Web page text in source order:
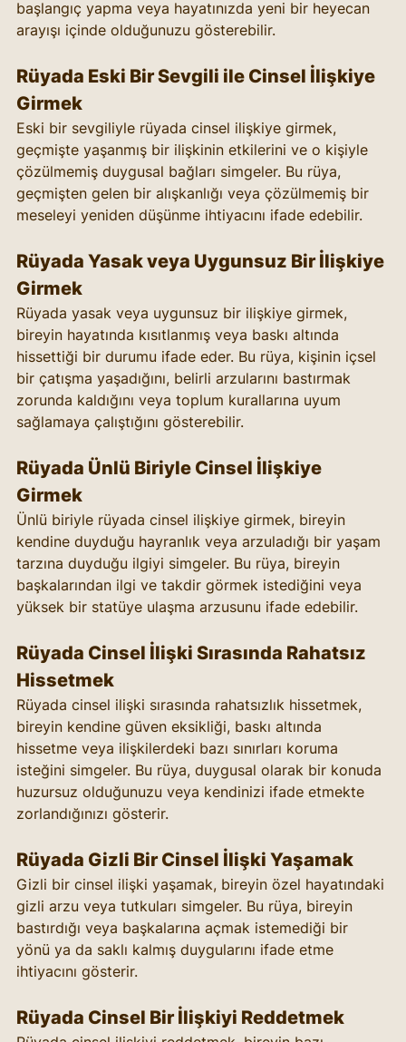
başlangıç yapma veya hayatınızda yeni bir heyecan
arayışı içinde olduğunuzu gösterebilir.
Rüyada Eski Bir Sevgili ile Cinsel İlişkiye
Girmek
Eski bir sevgiliyle rüyada cinsel ilişkiye girmek,
geçmişte yaşanmış bir ilişkinin etkilerini ve o kişiyle
çözülmemiş duygusal bağları simgeler. Bu rüya,
geçmişten gelen bir alışkanlığı veya çözülmemiş bir
meseleyi yeniden düşünme ihtiyacını ifade edebilir.
Rüyada Yasak veya Uygunsuz Bir İlişkiye
Girmek
Rüyada yasak veya uygunsuz bir ilişkiye girmek,
bireyin hayatında kısıtlanmış veya baskı altında
hissettiği bir durumu ifade eder. Bu rüya, kişinin içsel
bir çatışma yaşadığını, belirli arzularını bastırmak
zorunda kaldığını veya toplum kurallarına uyum
sağlamaya çalıştığını gösterebilir.
Rüyada Ünlü Biriyle Cinsel İlişkiye
Girmek
Ünlü biriyle rüyada cinsel ilişkiye girmek, bireyin
kendine duyduğu hayranlık veya arzuladığı bir yaşam
tarzına duyduğu ilgiyi simgeler. Bu rüya, bireyin
başkalarından ilgi ve takdir görmek istediğini veya
yüksek bir statüye ulaşma arzusunu ifade edebilir.
Rüyada Cinsel İlişki Sırasında Rahatsız
Hissetmek
Rüyada cinsel ilişki sırasında rahatsızlık hissetmek,
bireyin kendine güven eksikliği, baskı altında
hissetme veya ilişkilerdeki bazı sınırları koruma
isteğini simgeler. Bu rüya, duygusal olarak bir konuda
huzursuz olduğunuzu veya kendinizi ifade etmekte
zorlandığınızı gösterir.
Rüyada Gizli Bir Cinsel İlişki Yaşamak
Gizli bir cinsel ilişki yaşamak, bireyin özel hayatındaki
gizli arzu veya tutkuları simgeler. Bu rüya, bireyin
bastırdığı veya başkalarına açmak istemediği bir
yönü ya da saklı kalmış duygularını ifade etme
ihtiyacını gösterir.
Rüyada Cinsel Bir İlişkiyi Reddetmek